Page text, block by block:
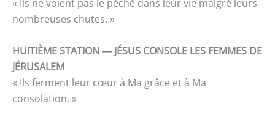
« Ils ne voient pas le péché dans leur vie malgré leurs
nombreuses chutes. »
HUITIÈME STATION ― JÉSUS CONSOLE LES FEMMES DE
JÉRUSALEM
« Ils ferment leur cœur à Ma grâce et à Ma
consolation. »